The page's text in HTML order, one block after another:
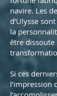
navire. Les
d’Ulysse
la
être dissoute
Si ces
l’impression